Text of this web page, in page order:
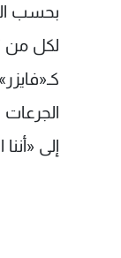
بحسب
لكل من
إلى